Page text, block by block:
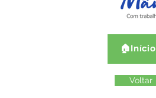
🏠Início
Voltar